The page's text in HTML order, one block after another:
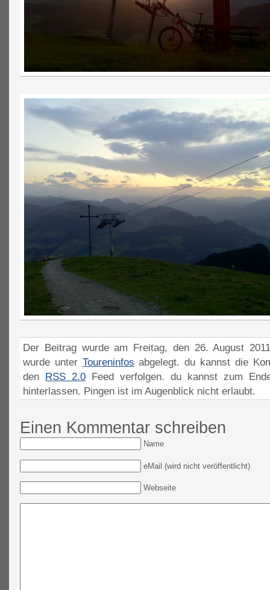
Der Beitrag wurde am Freitag, den 26. August
wurde unter Toureninfos abgelegt. du kannst die
den RSS 2.0 Feed verfolgen. du kannst zum
hinterlassen. Pingen ist im Augenblick nicht erlaubt.
Einen Kommentar schreiben
Name
eMail (wird nicht veröffentlicht)
Webseite